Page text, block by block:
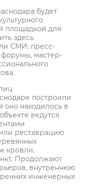
будет
площадкой для
здесь
СМИ: пресс-
мастер-
построили
оно находилось в
ведутся
реставрацию
кровли,
Продолжают
внутреннюю
инженерных